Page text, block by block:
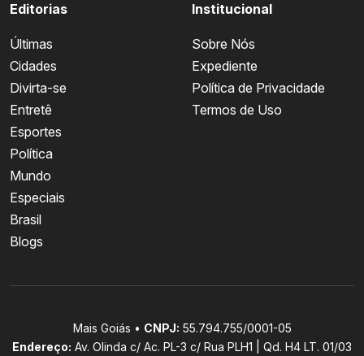
Editorias
Últimas
Cidades
Divirta-se
Entretê
Esportes
Política
Mundo
Especiais
Brasil
Blogs
Institucional
Sobre Nós
Expediente
Política de Privacidade
Termos de Uso
Mais Goiás • CNPJ: 55.794.755/0001-05
Endereço: Av. Olinda c/ Ac. PL-3 c/ Rua PLH1 | Qd. H4 LT. 01/03